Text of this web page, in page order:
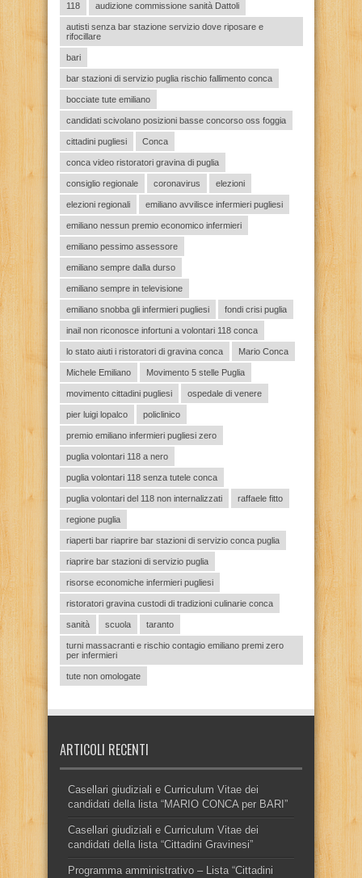
118 audizione commissione sanità Dattoli
autisti senza bar stazione servizio dove riposare e
rifocillare
bari
bar stazioni di servizio puglia rischio fallimento conca
bocciate tute emiliano
candidati scivolano posizioni basse concorso oss foggia
cittadini pugliesi Conca
conca video ristoratori gravina di puglia
consiglio regionale coronavirus elezioni
elezioni regionali emiliano avvilisce infermieri pugliesi
emiliano nessun premio economico infermieri
emiliano pessimo assessore
emiliano sempre dalla durso
emiliano sempre in televisione
emiliano snobba gli infermieri pugliesi fondi crisi puglia
inail non riconosce infortuni a volontari 118 conca
lo stato aiuti i ristoratori di gravina conca Mario Conca
Michele Emiliano Movimento 5 stelle Puglia
movimento cittadini pugliesi ospedale di venere
pier luigi lopalco policlinico
premio emiliano infermieri pugliesi zero
puglia volontari 118 a nero
puglia volontari 118 senza tutele conca
puglia volontari del 118 non internalizzati raffaele fitto
regione puglia
riaperti bar riaprire bar stazioni di servizio conca puglia
riaprire bar stazioni di servizio puglia
risorse economiche infermieri pugliesi
ristoratori gravina custodi di tradizioni culinarie conca
sanità scuola taranto
turni massacranti e rischio contagio emiliano premi zero
per infermieri
tute non omologate
ARTICOLI RECENTI
Casellari giudiziali e Curriculum Vitae dei
candidati della lista “MARIO CONCA per BARI”
Casellari giudiziali e Curriculum Vitae dei
candidati della lista “Cittadini Gravinesi”
Programma amministrativo – Lista “Cittadini